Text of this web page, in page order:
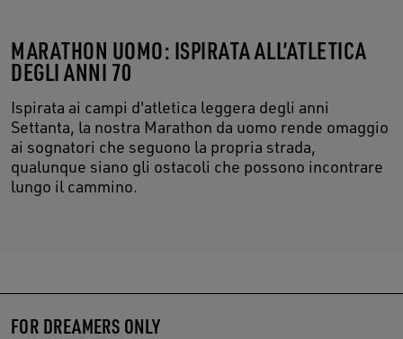
MARATHON UOMO: ISPIRATA ALL’ATLETICA
DEGLI ANNI 70
Ispirata ai campi d'atletica leggera degli anni
Settanta, la nostra Marathon da uomo rende omaggio
ai sognatori che seguono la propria strada,
qualunque siano gli ostacoli che possono incontrare
lungo il cammino.
FOR DREAMERS ONLY